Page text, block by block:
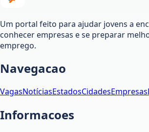
Um portal feito para ajudar jovens a
conhecer empresas e se preparar
emprego.
Navegacao
VagasNotíciasEstadosCidadesEmpresas
Informacoes